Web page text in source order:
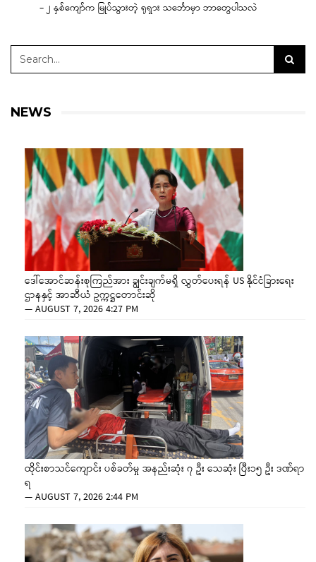
– ၂ နှစ်ကျော်က မြုပ်သွားတဲ့ ရုရှား သင်္ဘောမှာ ဘာတွေပါသလဲ
NEWS
ဒေါ်အောင်ဆန်းစုကြည်အား ချွင်းချက်မရှိ လွှတ်ပေးရန် US နိုင်ငံခြားရေး
ဌာနနှင့် အာဆီယံ ဥက္ကဋ္ဌတောင်းဆို
—AUGUST 7, 2026 4:27 PM
ထိုင်းစာသင်ကျောင်း ပစ်ခတ်မှု အနည်းဆုံး ၇ ဦး သေဆုံး ပြီး၁၅ ဦး ဒဏ်ရာ
ရ
—AUGUST 7, 2026 2:44 PM